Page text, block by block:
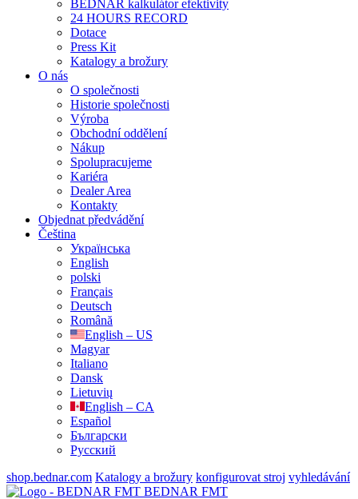
BEDNAR kalkulátor efektivity
24 HOURS RECORD
Dotace
Press Kit
Katalogy a brožury
O nás
O společnosti
Historie společnosti
Výroba
Obchodní oddělení
Nákup
Spolupracujeme
Kariéra
Dealer Area
Kontakty
Objednat předvádění
Čeština
Українська
English
polski
Français
Deutsch
Română
English – US
Magyar
Italiano
Dansk
Lietuvių
English – CA
Español
Български
Русский
shop.bednar.com Katalogy a brožury konfigurovat stroj vyhledávání
BEDNAR FMT